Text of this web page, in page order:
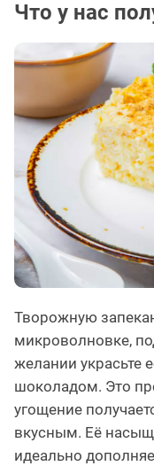
Что у нас
Творожную
микроволновке,
желании украсьте
шоколадом. Это
угощение
вкусным. Её
идеально